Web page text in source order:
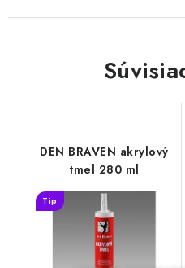
DEN BRAVEN akrylový
tmel 280 ml
Tip